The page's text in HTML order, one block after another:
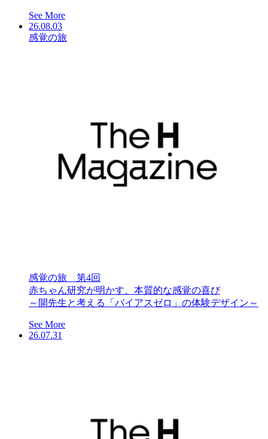
See More
26.08.03
感覚の旅
感覚の旅 第4回
赤ちゃん研究が明かす、本質的な感覚の喜び
～開先生と考える「バイアスゼロ」の体験デザイン～
See More
26.07.31